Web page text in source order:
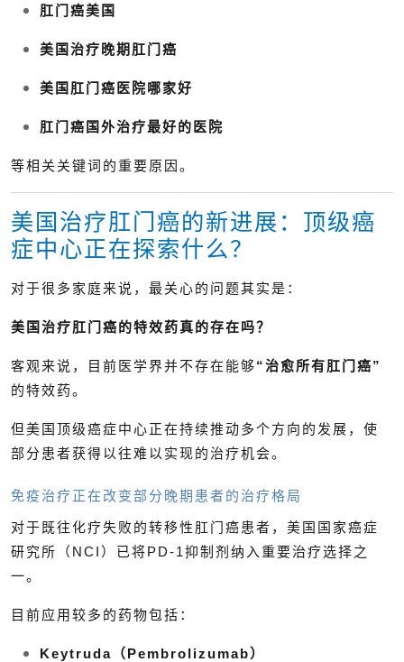
肛门癌美国
美国治疗晚期肛门癌
美国肛门癌医院哪家好
肛门癌国外治疗最好的医院
等相关关键词的重要原因。
美国治疗肛门癌的新进展：顶级癌
症中心正在探索什么？
对于很多家庭来说，最关心的问题其实是：
美国治疗肛门癌的特效药真的存在吗？
客观来说，目前医学界并不存在能够“治愈所有肛门癌”
的特效药。
但美国顶级癌症中心正在持续推动多个方向的发展，使
部分患者获得以往难以实现的治疗机会。
免疫治疗正在改变部分晚期患者的治疗格局
对于既往化疗失败的转移性肛门癌患者，美国国家癌症
研究所（NCI）已将PD-1抑制剂纳入重要治疗选择之
一。
目前应用较多的药物包括：
Keytruda（Pembrolizumab）